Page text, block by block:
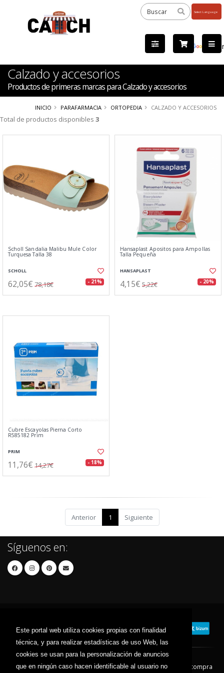
Este portal web utiliza cookies propias con finalidad
técnica, y para realizar estadísticas de uso Web, las
cookies se usan para la personalización de anuncios
que en ningún caso hacen identificable al usuario no
by
Calzado y accesorios
Productos de primeras marcas para Calzado y accesorios
INICIO PARAFARMACIA ORTOPEDIA CALZADO Y ACCESORIOS
Total de productos disponibles 3
Scholl Sandalia Malibu Mule Color
Turquesa Talla 38
SCHOLL
62,05€ 78,18€ - 21%
Hansaplast Apositos para Ampollas
Talla Pequeña
HANSAPLAST
4,15€ 5,22€ - 20%
Cubre Escayolas Pierna Corto
R585182 Prim
PRIM
11,76€ 14,27€ - 18%
Anterior 1 Siguiente
Síguenos en:
Contacto Aviso Legal Condiciones de compra